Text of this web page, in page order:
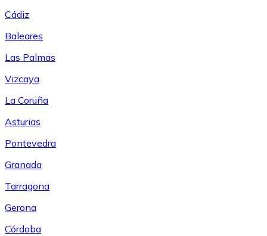
Cádiz
Baleares
Las Palmas
Vizcaya
La Coruña
Asturias
Pontevedra
Granada
Tarragona
Gerona
Córdoba